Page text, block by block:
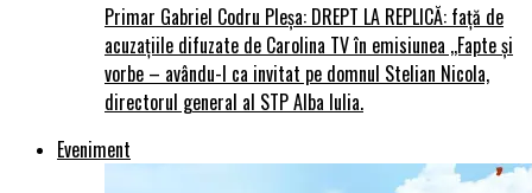
Primar Gabriel Codru Pleșa: DREPT LA REPLICĂ: față de
acuzațiile difuzate de Carolina TV în emisiunea ,,Fapte și
vorbe – avându-l ca invitat pe domnul Stelian Nicola,
directorul general al STP Alba Iulia.
Eveniment